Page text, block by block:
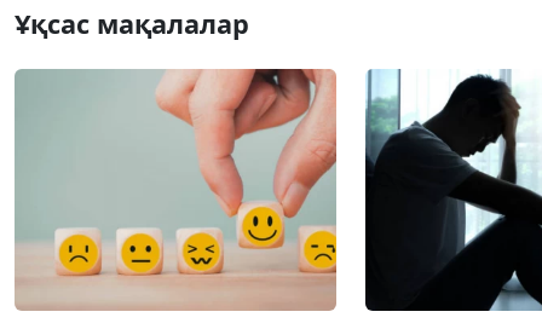
Ұқсас мақалалар